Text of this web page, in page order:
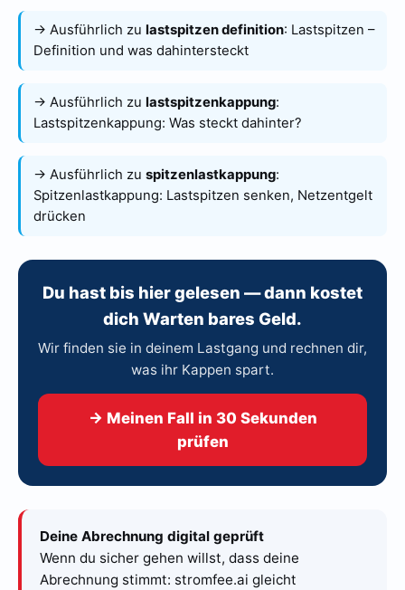
→ Ausführlich zu lastspitzen definition: Lastspitzen –
Definition und was dahintersteckt
→ Ausführlich zu lastspitzenkappung:
Lastspitzenkappung: Was steckt dahinter?
→ Ausführlich zu spitzenlastkappung:
Spitzenlastkappung: Lastspitzen senken, Netzentgelt
drücken
Du hast bis hier gelesen — dann kostet
dich Warten bares Geld.
Wir finden sie in deinem Lastgang und rechnen dir,
was ihr Kappen spart.
→ Meinen Fall in 30 Sekunden
prüfen
Deine Abrechnung digital geprüft
Wenn du sicher gehen willst, dass deine
Abrechnung stimmt: stromfee.ai gleicht